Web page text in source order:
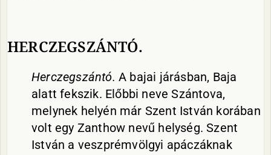
HERCZEGSZÁNTÓ.
Herczegszántó. A bajai járásban, Baja
alatt fekszik. Előbbi neve Szántova,
melynek helyén már Szent István korában
volt egy Zanthow nevű helység. Szent
István a veszprémvölgyi apáczáknak